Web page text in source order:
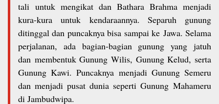
tali untuk mengikat dan Bathara Brahma menjadi
kura-kura untuk kendaraannya. Separuh gunung
ditinggal dan puncaknya bisa sampai ke Jawa. Selama
perjalanan, ada bagian-bagian gunung yang jatuh
dan membentuk Gunung Wilis, Gunung Kelud, serta
Gunung Kawi. Puncaknya menjadi Gunung Semeru
dan menjadi pusat dunia seperti Gunung Mahameru
di Jambudwipa.